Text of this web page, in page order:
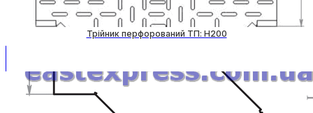
Трійник перфорований ТП: H200